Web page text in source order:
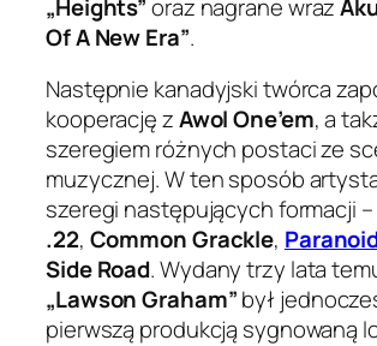
„Heights”oraz nagrane wraz
Of A New Era”.
Następnie kanadyjski twórca
kooperację zAwol One’em, a
szeregiem różnych postaci ze
muzycznej. W ten sposób
szeregi następujących formacji –
.22, Common Grackle,
Side Road. Wydany trzy lata
„Lawson Graham”był
pierwszą produkcją sygnowaną